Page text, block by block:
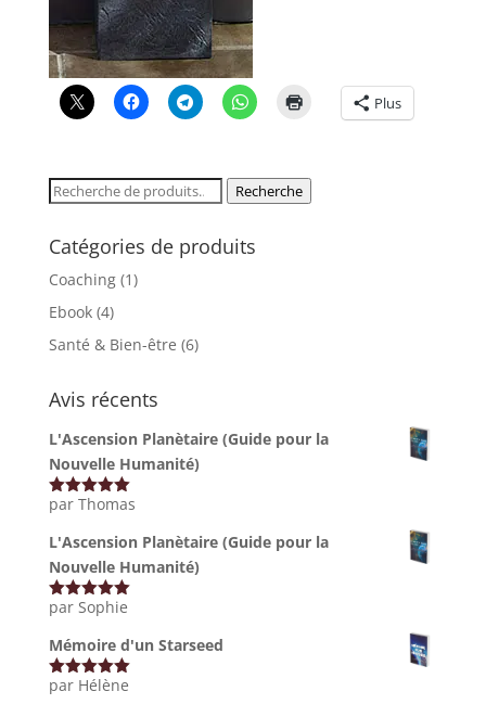
Plus
Recherche
Recherche
Catégories de produits
Coaching (1)
Ebook (4)
Santé & Bien-être (6)
Avis récents
L'Ascension Planètaire (Guide pour la
Nouvelle Humanité)
Note 5sur
par Thomas
L'Ascension Planètaire (Guide pour la
Nouvelle Humanité)
Note5sur
par Sophie
Mémoire d'un Starseed
Note5sur
par Hélène